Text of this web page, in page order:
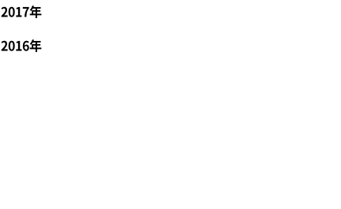
2017年
2016年